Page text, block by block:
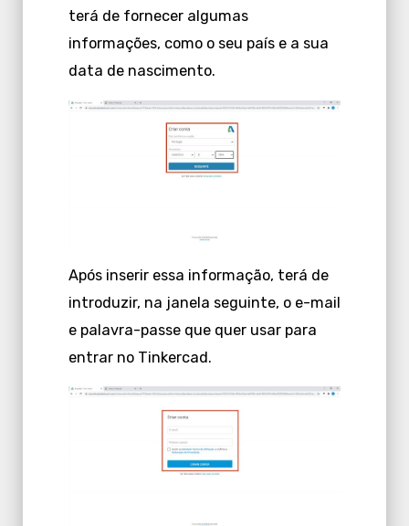
terá de fornecer algumas
informações, como o seu país e a sua
data de nascimento.
Após inserir essa informação, terá de
introduzir, na janela seguinte, o e-mail
e palavra-passe que quer usar para
entrar no Tinkercad.